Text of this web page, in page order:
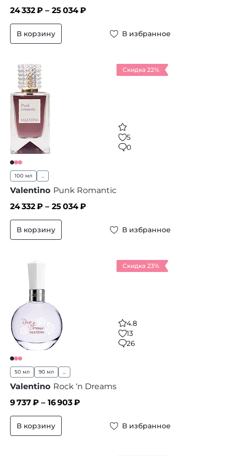
24 332₽ – 25 034₽
В корзину В избранное
Скидка 22%
5
0
100 мл ...
Valentino Punk Romantic
24 332₽ – 25 034₽
В корзину В избранное
Скидка 23%
4.8
13
26
50 мл 90 мл ...
Valentino Rock ‘n Dreams
9 737₽ – 16 903₽
В корзину В избранное